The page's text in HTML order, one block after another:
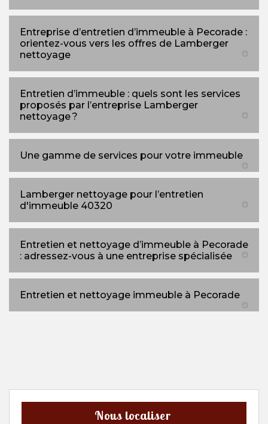
Entreprise d’entretien d’immeuble à Pecorade :
orientez-vous vers les offres de Lamberger
nettoyage
Entretien d’immeuble : quels sont les services
proposés par l’entreprise Lamberger
nettoyage ?
Une gamme de services pour votre immeuble
Lamberger nettoyage pour l’entretien
d'immeuble 40320
Entretien et nettoyage d’immeuble à Pecorade
: adressez-vous à une entreprise spécialisée
Entretien et nettoyage immeuble à Pecorade
Nous localiser